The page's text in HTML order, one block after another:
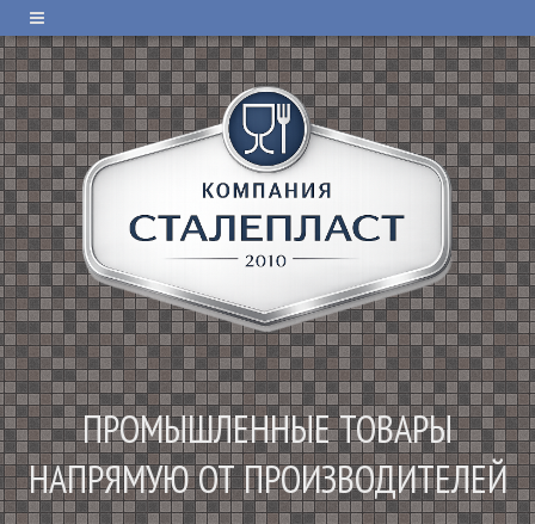
ПРОМЫШЛЕННЫЕ ТОВАРЫ
НАПРЯМУЮ ОТ ПРОИЗВОДИТЕЛЕЙ